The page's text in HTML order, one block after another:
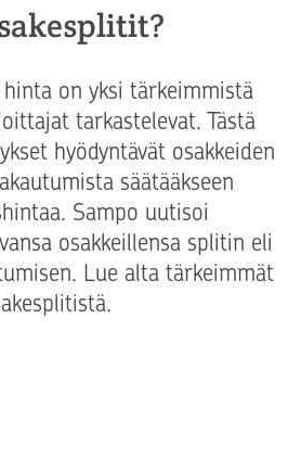
hinta on yksi tärkeimmistä
tarkastelevat. Tästä
hyödyntävät osakkeiden
säätääkseen
Sampo uutisoi
osakkeillensa splitin eli
Lue alta tärkeimmät